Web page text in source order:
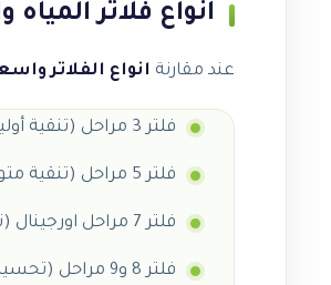
أنواع فلاتر
عند مقارنة انواع الفلاتر
فلتر 3 مراحل (تنقية أولية)
فلتر 5 مراحل (تنقية متوسطة)
فلتر 7 مراحل اورجينال (تنقية متكاملة)
فلتر 8 و9 مراحل (تحسين إضافي للمعادن)